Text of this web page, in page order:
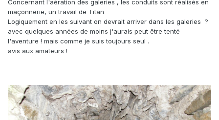
Concernant l'aération des galeries , les conduits sont réalisés en
maçonnerie, un travail de Titan
Logiquement en les suivant on devrait arriver dans les galeries ?
avec quelques années de moins j'aurais peut être tenté
l'aventure ! mais comme je suis toujours seul .
avis aux amateurs !